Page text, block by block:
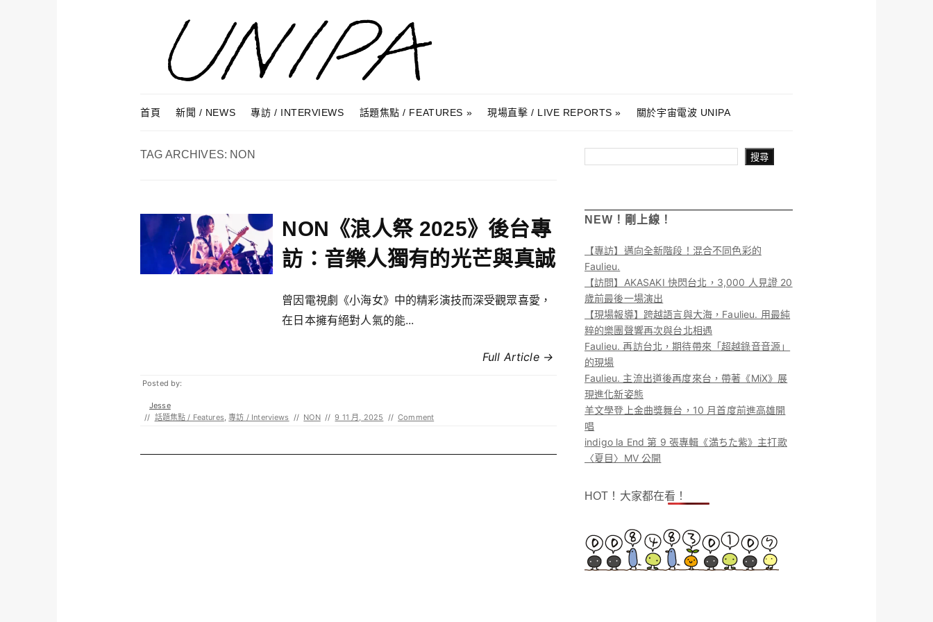
Menu
首頁
新聞 / NEWS 專訪 / INTERVIEWS 話題焦點 / FEATURES 現場直擊 / LIVE REPORTS 關於宇宙電波 UNIPA
TAG ARCHIVES: NON
NON《浪人祭 2025》後台專
訪：音樂人獨有的光芒與真誠
曾因電視劇《小海女》中的精彩演技而深受觀眾喜愛，
在日本擁有絕對人氣的能...
Full Article →
Posted by:
Jesse
// 話題焦點 / Features,專訪 / Interviews // NON // 9 11 月, 2025 // Comment
搜尋
NEW！剛上線！
【專訪】邁向全新階段！混合不同色彩的
Faulieu.
【訪問】AKASAKI 快閃台北，3,000 人見證 20
歲前最後一場演出
【現場報導】跨越語言與大海，Faulieu. 用最純
粹的樂團聲響再次與台北相遇
Faulieu. 再訪台北，期待帶來「超越錄音音源」
的現場
Faulieu. 主流出道後再度來台，帶著《MiX》展
現進化新姿態
羊文學登上金曲獎舞台，10 月首度前進高雄開
唱
indigo la End 第 9 張專輯《満ちた紫》主打歌
〈夏目〉MV 公開
HOT！大家都在看！